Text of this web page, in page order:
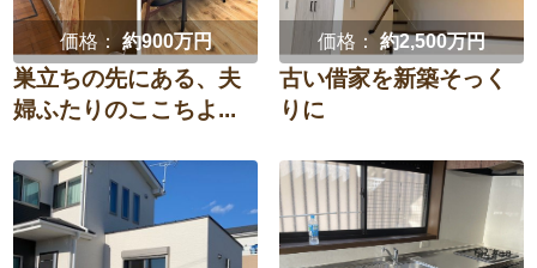
価格： 約900万円
巣立ちの先にある、夫
婦ふたりのここちよ...
価格： 約2,500万円
古い借家を新築そっく
りに